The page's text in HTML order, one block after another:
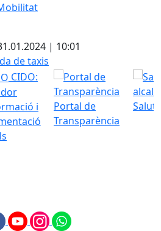
| 10:01
de taxis
CIDO:
i
Portal de
Transparència